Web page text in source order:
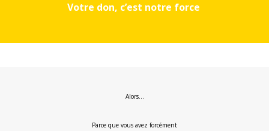
Votre don, c’est notre force
Alors…
Parce que vous avez forcément